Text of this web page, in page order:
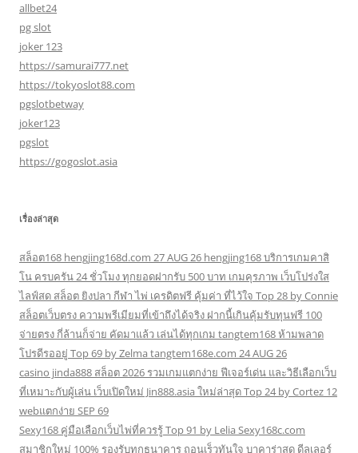
allbet24
pg slot
joker 123
https://samurai777.net
https://tokyoslot88.com
pgslotbetway
joker123
pgslot
https://gogoslot.asia
เรื่องล่าสุด
สล็อต168 hengjing168d.com 27 AUG 26 hengjing168 บริการเกมคาสิ
โน ครบครัน 24 ชั่วโมง ทุกยอดฝากรับ 500 บาท เกมคุรภาพ เว็บโปร่งใส
ไลฟ์สด สล็อต ยิงปลา กีฬา ไพ่ เครดิตฟรี คุ้มค่า ที่ไว้ใจ Top 28 by Connie
สล็อตเว็บตรง ความพรีเมียมที่เข้าถึงได้จริง ฝากนี้เกินคุ้มรับทุนฟรี 100
จ่ายตรง กี่ล้านก็จ่าย คัดมาแล้ว เล่นได้ทุกเกม tangtem168 ห้ามพลาด
โปรดีรออยู่ Top 69 by Zelma tangtem168e.com 24 AUG 26
casino jinda888 สล็อต 2026 รวมเกมแตกง่าย ฟีเจอร์เด่น และวิธีเลือกเว็บ
ที่เหมาะกับผู้เล่น เว็บเปิดใหม่ Jin888.asia ใหม่ล่าสุด Top 24 by Cortez 12
webแตกง่าย SEP 69
Sexy168 คู่มือเลือกเว็บไพ่ที่ควรรู้ Top 91 by Lelia Sexy168c.com
สมาชิกใหม่ 100% รองรับทุกธนาคาร ถอนเร็วทันใจ บาคาร่าสด ดีลเลอร์